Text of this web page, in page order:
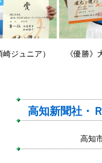
ジュニア） 《優勝
高知新聞社・
高知